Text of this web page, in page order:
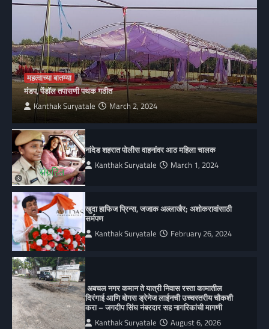
महत्वाच्या बातम्या
मंडप, पेंडॉल तपासणी पथक गठीत
Kanthak Suryatale March 2, 2024
नांदेड शहरात पोलीस वाहनांवर आठ महिला चालक
Kanthak Suryatale March 1, 2024
खुदा हाफिज प्रिन्स, जजाक अल्लाखैर; अशोकरावांसाठी
सर्मपण
Kanthak Suryatale February 26, 2024
अबचल नगर कमान ते यात्री निवास रस्ता कामातील
दिरंगाई आणि बोगस ड्रेनेज लाईनची उच्चस्तरीय चौकशी
करा – जगदीप सिंघ नंबरदार सह नागरिकांची मागणी
Kanthak Suryatale August 6, 2026